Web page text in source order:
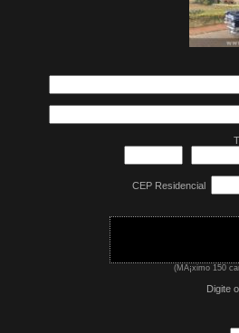
CEP Residencial
(MÃ¡ximo 150
Digite